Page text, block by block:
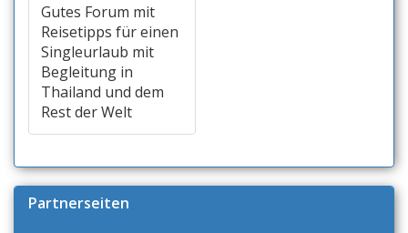
Gutes Forum mit
Reisetipps für einen
Singleurlaub mit
Begleitung in
Thailand und dem
Rest der Welt
Partnerseiten